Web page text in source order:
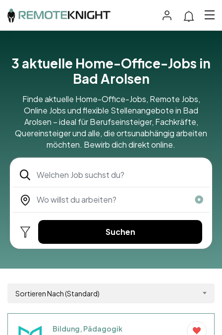
3 aktuelle Home-Office-Jobs in
Bad Arolsen
Finde aktuelle Home-Office-Jobs, Remote Jobs,
Online Jobs und flexible Stellenangebote in Bad
Arolsen – ideal für Berufseinsteiger, Fachkräfte,
Quereinsteiger und alle, die ortsunabhängig arbeiten
möchten. Bewirb dich direkt online.
Suchen
Sortieren Nach (Standard)
Bildung, Pädagogik